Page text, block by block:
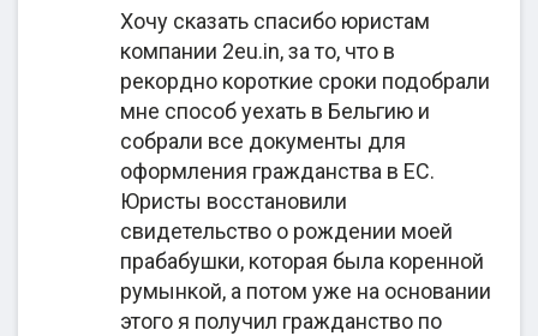
Отдельно благодарят за помощь в работе с
архивами, проявление гибкости, индивидуальный
подход в сотрудничестве. Юристы тщательно
проверяют, оценивают возможности клиента при
выборе иммиграционной программы,
придерживаются условий договора и политики
конфиденциальности. Как результат —
оформление гражданства проходит гладко и в
соответствии с миграционными правилами.
Хочу сказать спасибо юристам
компании 2eu.in, за то, что в
рекордно короткие сроки подобрали
мне способ уехать в Бельгию и
собрали все документы для
оформления гражданства в ЕС.
Юристы восстановили
свидетельство о рождении моей
прабабушки, которая была коренной
румынкой, а потом уже на основании
этого я получил гражданство по